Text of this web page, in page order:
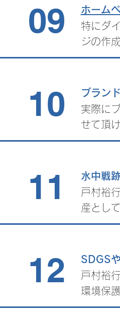
09
ホーム
特にダ
ジの作
10
ブラン
実際に
せて頂
11
水中戦
戸村裕
産とし
12
SDGS
戸村裕
環境保